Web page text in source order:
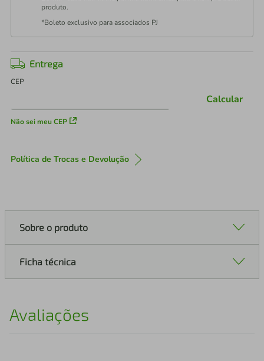
produto.
*Boleto exclusivo para associados PJ
Entrega
CEP
Não sei meu CEP
Calcular
Política de Trocas e Devolução
Sobre o produto
Ficha técnica
Avaliações